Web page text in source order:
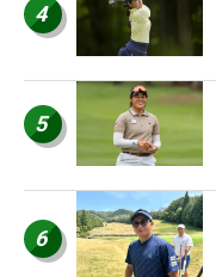
4
5
6